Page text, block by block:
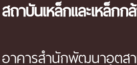
สถาบันเหล็กและเหล็กก
อาคารสำนักพัฒนาอุตส